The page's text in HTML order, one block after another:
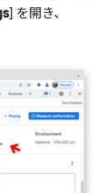
] を開き、